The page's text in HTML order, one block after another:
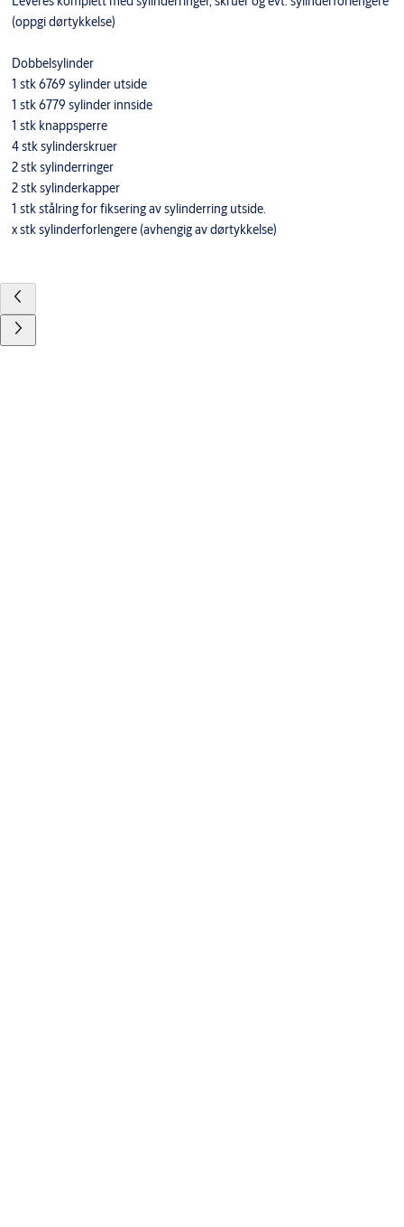
(oppgi dørtykkelse)
Dobbelsylinder
1 stk 6769 sylinder utside
1 stk 6779 sylinder innside
1 stk knappsperre
4 stk sylinderskruer
2 stk sylinderringer
2 stk sylinderkapper
1 stk stålring for fiksering av sylinderring utside.
x stk sylinderforlengere (avhengig av dørtykkelse)